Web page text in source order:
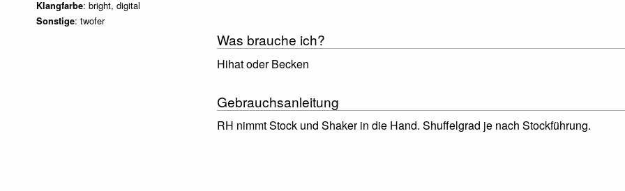
Klangfarbe: bright, digital
Sonstige: twofer
Was brauche ich?
Hihat oder Becken
Gebrauchsanleitung
RH nimmt Stock und Shaker in die Hand. Shuffelgrad je nach Stockführung.